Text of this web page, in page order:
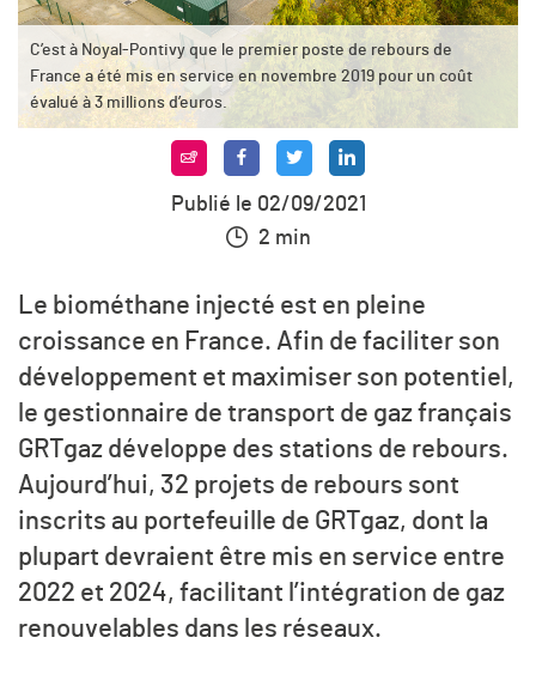
C’est à Noyal-Pontivy que le premier poste de rebours de
France a été mis en service en novembre 2019 pour un coût
évalué à 3 millions d’euros.
Publié le 02/09/2021
2 min
Le biométhane injecté est en pleine
croissance en France. Afin de faciliter son
développement et maximiser son potentiel,
le gestionnaire de transport de gaz français
GRTgaz développe des stations de rebours.
Aujourd’hui, 32 projets de rebours sont
inscrits au portefeuille de GRTgaz, dont la
plupart devraient être mis en service entre
2022 et 2024, facilitant l’intégration de gaz
renouvelables dans les réseaux.